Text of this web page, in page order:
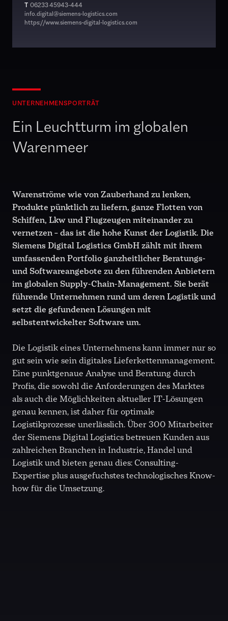
UNTERNEHMENSPORTRÄT
Ein Leuchtturm im globalen
Warenmeer
Warenströme wie von Zauberhand zu lenken,
Produkte pünktlich zu liefern, ganze Flotten von
Schiffen, Lkw und Flugzeugen miteinander zu
vernetzen – das ist die hohe Kunst der Logistik. Die
Siemens Digital Logistics GmbH zählt mit ihrem
umfassenden Portfolio ganzheitlicher Beratungs-
und Softwareangebote zu den führenden Anbietern
im globalen Supply-Chain-Management. Sie berät
führende Unternehmen rund um deren Logistik und
setzt die gefundenen Lösungen mit
selbstentwickelter Software um.
Die Logistik eines Unternehmens kann immer nur so
gut sein wie sein digitales Lieferkettenmanagement.
Eine punktgenaue Analyse und Beratung durch
Profis, die sowohl die Anforderungen des Marktes
als auch die Möglichkeiten aktueller IT-Lösungen
genau kennen, ist daher für optimale
Logistikprozesse unerlässlich. Über 300 Mitarbeiter
der Siemens Digital Logistics betreuen Kunden aus
zahlreichen Branchen in Industrie, Handel und
Logistik und bieten genau dies: Consulting-
Expertise plus ausgefuchstes technologisches Know-
how für die Umsetzung.
T 06233 45943-444
info.digital@siemens-logistics.com
https://www.siemens-digital-logistics.com